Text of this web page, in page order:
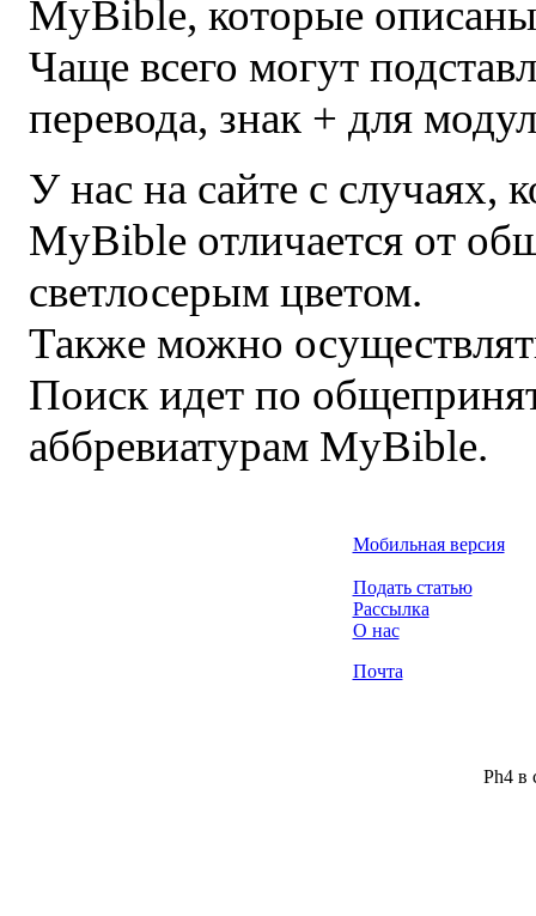
MyBible, которые
Чаще всего могут
перевода, знак + для
У нас на сайте с случаях,
MyBible отличается от
светлосерым цветом.
Также можно
Поиск идет по
аббревиатурам MyBible.
Мобильная версия
Подать статью
Рассылка
О нас
Почта
Ph4 в